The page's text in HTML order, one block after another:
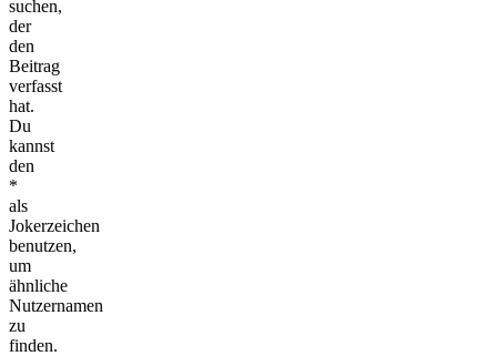
suchen,
der
den
Beitrag
verfasst
hat.
Du
kannst
den
*
als
Jokerzeichen
benutzen,
um
ähnliche
Nutzernamen
zu
finden.